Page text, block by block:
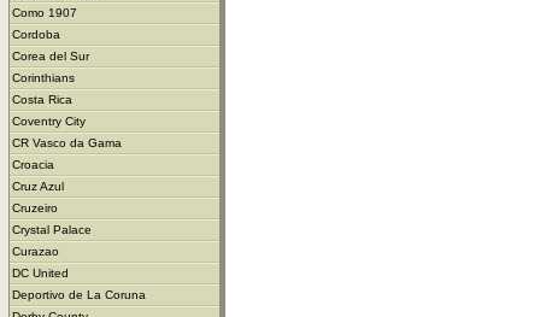
Como 1907
Cordoba
Corea del Sur
Corinthians
Costa Rica
Coventry City
CR Vasco da Gama
Croacia
Cruz Azul
Cruzeiro
Crystal Palace
Curazao
DC United
Deportivo de La Coruna